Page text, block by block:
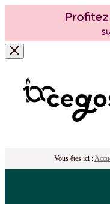
Vous êtes ici :